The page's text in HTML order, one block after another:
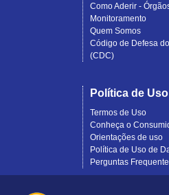
Como Aderir -
Monitoramento
Quem Somos
Código de Defesa
(CDC)
Política de Uso
Termos de Uso
Conheça o
Orientações de uso
Política de Uso de
Perguntas